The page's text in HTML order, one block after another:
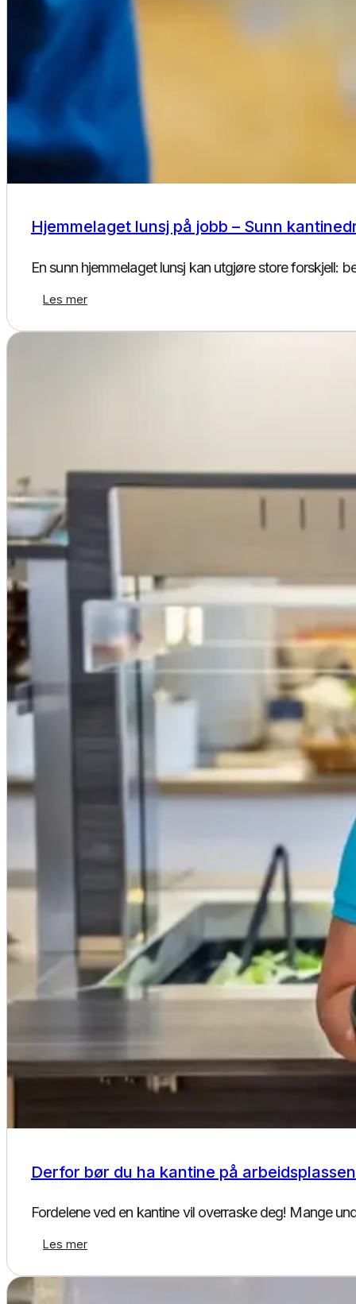
Hjemmelaget lunsj på jobb – Sunn
En sunn hjemmelaget lunsj kan utgjøre store forskjell:
Les mer
Derfor bør du ha kantine på arbeidsplassen
Fordelene ved en kantine vil overraske deg! Mange
Les mer